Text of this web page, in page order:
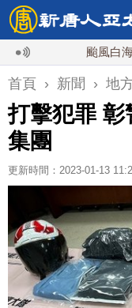
颱風白海豚週末
首頁 › 新聞 › 地
打擊犯罪 彰
集團
更新時間：2023-01-13